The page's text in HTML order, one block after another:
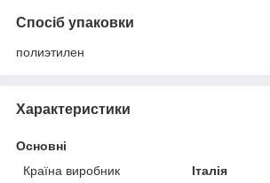
Спосіб упаковки
полиэтилен
Характеристики
Основні
Країна виробник
Італія